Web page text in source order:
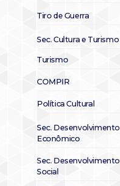
Tiro de Guerra
Sec. Cultura e Turismo
Turismo
COMPIR
Política Cultural
Sec. Desenvolvimento
Econômico
Sec. Desenvolvimento
Social